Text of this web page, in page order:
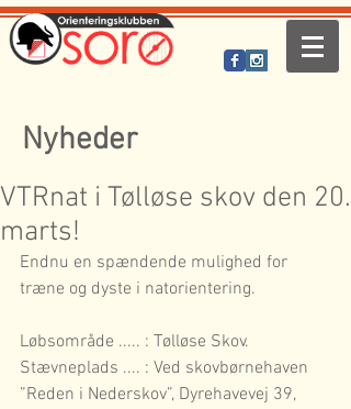
Nyheder
VTRnat i Tølløse skov den 20.
marts!
Endnu en spændende mulighed for
træne og dyste i natorientering.
Løbsområde ..... : Tølløse Skov.
Stævneplads .... : Ved skovbørnehaven
”Reden i Nederskov”, Dyrehavevej 39,